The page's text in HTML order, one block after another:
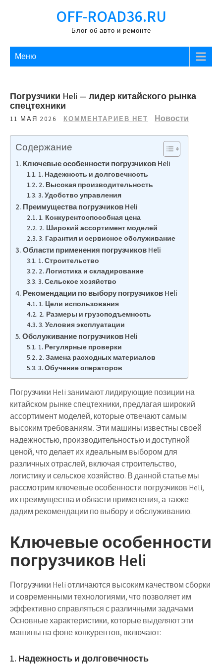
OFF-ROAD36.RU
Блог об авто и ремонте
Меню
Погрузчики Heli — лидер китайского рынка
спецтехники
11 МАЯ 2026 КОММЕНТАРИЕВ НЕТ Новости
Содержание
Ключевые особенности погрузчиков Heli
1. Надежность и долговечность
2. Высокая производительность
3. Удобство управления
Преимущества погрузчиков Heli
1. Конкурентоспособная цена
2. Широкий ассортимент моделей
3. Гарантия и сервисное обслуживание
Области применения погрузчиков Heli
1. Строительство
2. Логистика и складирование
3. Сельское хозяйство
Рекомендации по выбору погрузчиков Heli
1. Цели использования
2. Размеры и грузоподъемность
3. Условия эксплуатации
Обслуживание погрузчиков Heli
1. Регулярные проверки
2. Замена расходных материалов
3. Обучение операторов
Погрузчики Heli занимают лидирующие позиции на
китайском рынке спецтехники, предлагая широкий
ассортимент моделей, которые отвечают самым
высоким требованиям. Эти машины известны своей
надежностью, производительностью и доступной
ценой, что делает их идеальным выбором для
различных отраслей, включая строительство,
логистику и сельское хозяйство. В данной статье мы
рассмотрим ключевые особенности погрузчиков Heli,
их преимущества и области применения, а также
дадим рекомендации по выбору и обслуживанию.
Ключевые особенности
погрузчиков Heli
Погрузчики Heli отличаются высоким качеством сборки
и современными технологиями, что позволяет им
эффективно справляться с различными задачами.
Основные характеристики, которые выделяют эти
машины на фоне конкурентов, включают:
1. Надежность и долговечность